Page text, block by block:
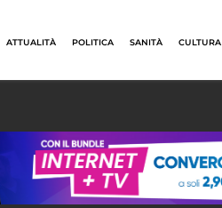
ATTUALITÀ POLITICA SANITÀ CULTURA